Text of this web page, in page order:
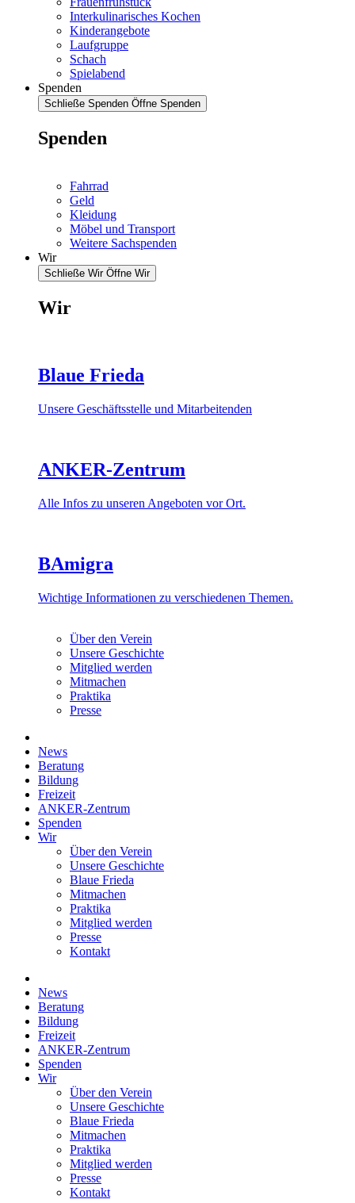
Interkulinarisches Kochen
Kinderangebote
Laufgruppe
Schach
Spielabend
Spenden
Schließe Spenden Öffne Spenden
Spenden
Fahrrad
Geld
Kleidung
Möbel und Transport
Weitere Sachspenden
Wir
Schließe Wir Öffne Wir
Wir
Blaue Frieda
Unsere Geschäftsstelle und Mitarbeitenden
ANKER-Zentrum
Alle Infos zu unseren Angeboten vor Ort.
BAmigra
Wichtige Informationen zu verschiedenen Themen.
Über den Verein
Unsere Geschichte
Mitglied werden
Mitmachen
Praktika
Presse
News
Beratung
Bildung
Freizeit
ANKER-Zentrum
Spenden
Wir
Über den Verein
Unsere Geschichte
Blaue Frieda
Mitmachen
Praktika
Mitglied werden
Presse
Kontakt
News
Beratung
Bildung
Freizeit
ANKER-Zentrum
Spenden
Wir
Über den Verein
Unsere Geschichte
Blaue Frieda
Mitmachen
Praktika
Mitglied werden
Presse
Kontakt